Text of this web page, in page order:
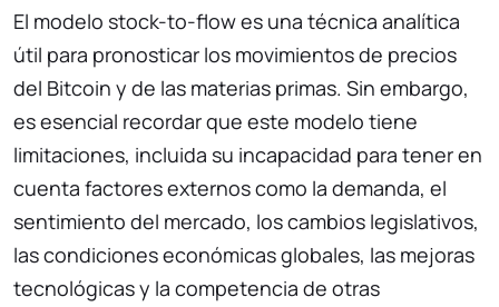
El modelo stock-to-flow es una técnica analítica
útil para pronosticar los movimientos de precios
del Bitcoin y de las materias primas. Sin embargo,
es esencial recordar que este modelo tiene
limitaciones, incluida su incapacidad para tener en
cuenta factores externos como la demanda, el
sentimiento del mercado, los cambios legislativos,
las condiciones económicas globales, las mejoras
tecnológicas y la competencia de otras